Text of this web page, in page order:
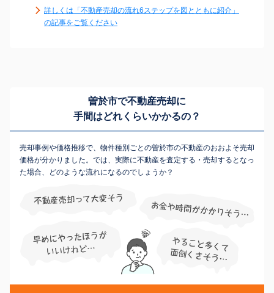
詳しくは「不動産売却の流れ6ステップを図とともに紹介」
の記事をご覧ください
曽於市で不動産売却に
手間はどれくらいかかるの？
売却事例や価格推移で、物件種別ごとの曽於市の不動産のおおよそ売却
価格が分かりました。では、実際に不動産を査定する・売却するとなっ
た場合、どのような流れになるのでしょうか？